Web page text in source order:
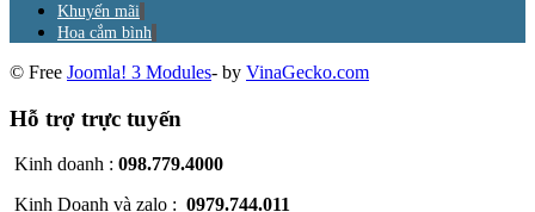
Khuyến mãi
Hoa cắm bình
© Free Joomla! 3 Modules- by VinaGecko.com
Hỗ trợ trực tuyến
Kinh doanh : 098.779.4000
Kinh Doanh và zalo : 0979.744.011